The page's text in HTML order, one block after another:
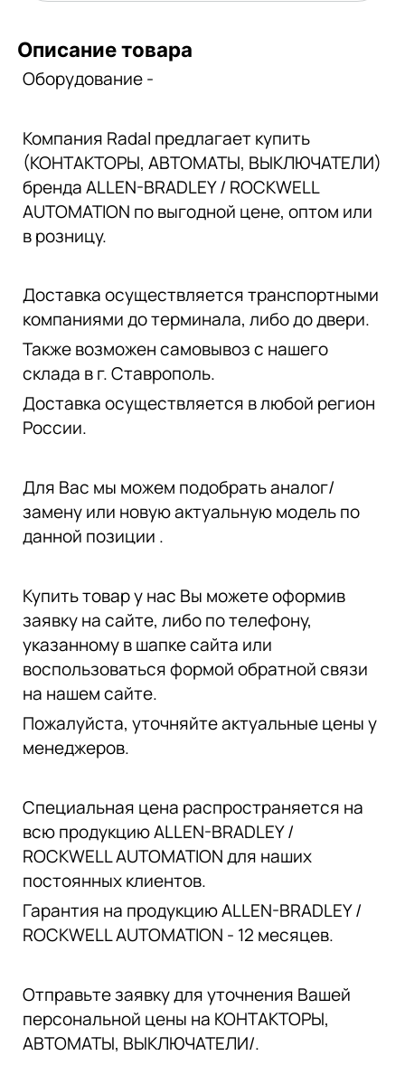
Описание товара
Оборудование -
Компания Radal предлагает купить
(КОНТАКТОРЫ, АВТОМАТЫ, ВЫКЛЮЧАТЕЛИ)
бренда ALLEN-BRADLEY / ROCKWELL
AUTOMATION по выгодной цене, оптом или
в розницу.
Доставка осуществляется транспортными
компаниями до терминала, либо до двери.
Также возможен самовывоз с нашего
склада в г. Ставрополь.
Доставка осуществляется в любой регион
России.
Для Вас мы можем подобрать аналог/
замену или новую актуальную модель по
данной позиции .
Купить товар у нас Вы можете оформив
заявку на сайте, либо по телефону,
указанному в шапке сайта или
воспользоваться формой обратной связи
на нашем сайте.
Пожалуйста, уточняйте актуальные цены у
менеджеров.
Специальная цена распространяется на
всю продукцию ALLEN-BRADLEY /
ROCKWELL AUTOMATION для наших
постоянных клиентов.
Гарантия на продукцию ALLEN-BRADLEY /
ROCKWELL AUTOMATION - 12 месяцев.
Отправьте заявку для уточнения Вашей
персональной цены на КОНТАКТОРЫ,
АВТОМАТЫ, ВЫКЛЮЧАТЕЛИ/.